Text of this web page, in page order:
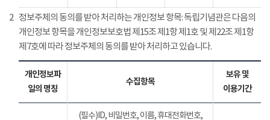
2 정보주체의 동의를 받아 처리하는 개인정보 항목: 독립기념관은 다음의
개인정보 항목을 개인정보보호법 제15조 제1항 제1호 및 제22조 제1항
제7호에 따라 정보주체의 동의를 받아 처리하고 있습니다.
개인정보파
일의 명칭
수집항목
보유 및
이용기간
(필수)ID, 비밀번호, 이름, 휴대전화번호,